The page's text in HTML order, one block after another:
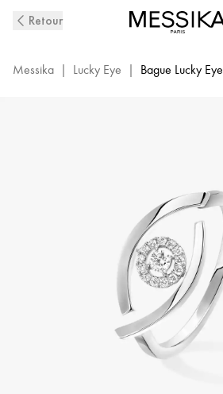
Diamant
Or
Retour
Messika | Lucky Eye | Bague Lucky Eye